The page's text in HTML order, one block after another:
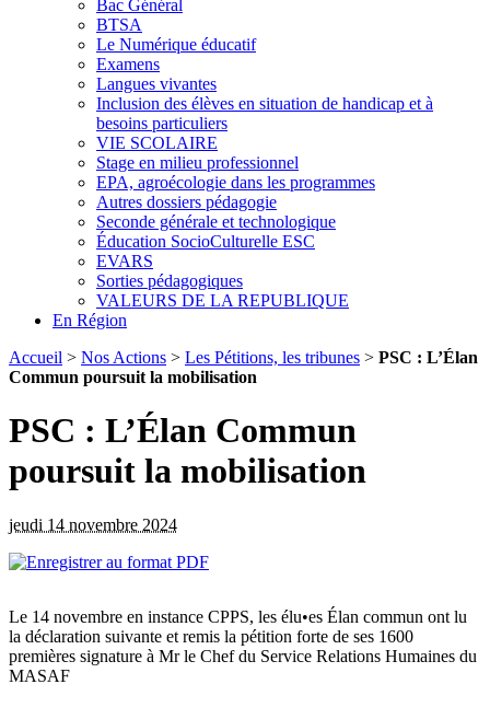
Bac Général
BTSA
Le Numérique éducatif
Examens
Langues vivantes
Inclusion des élèves en situation de handicap et à
besoins particuliers
VIE SCOLAIRE
Stage en milieu professionnel
EPA, agroécologie dans les programmes
Autres dossiers pédagogie
Seconde générale et technologique
Éducation SocioCulturelle ESC
EVARS
Sorties pédagogiques
VALEURS DE LA REPUBLIQUE
En Région
Accueil > Nos Actions > Les Pétitions, les tribunes > PSC : L’Élan
Commun poursuit la mobilisation
PSC : L’Élan Commun
poursuit la mobilisation
jeudi 14 novembre 2024
Le 14 novembre en instance CPPS, les élu•es Élan commun ont lu
la déclaration suivante et remis la pétition forte de ses 1600
premières signature à Mr le Chef du Service Relations Humaines du
MASAF